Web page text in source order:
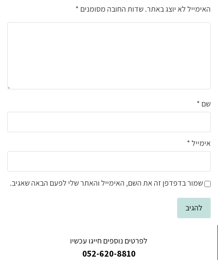
האימייל לא יוצג באתר.שדות החובה מסומנים*
שם*
אימייל*
שמור בדפדפן זה את השם, האימייל והאתר שלי לפעם הבאה שאגיב.
לפרטים נוספים חייגו עכשיו
052-620-8810